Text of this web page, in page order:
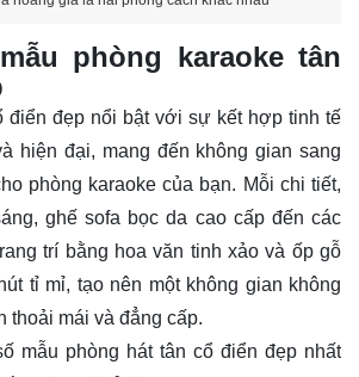
phòng karaoke tân
điển đẹp nổi bật với sự kết hợp tinh tế
hiện đại, mang đến không gian sang
phòng karaoke của bạn. Mỗi chi tiết,
ghế sofa bọc da cao cấp đến các
trí bằng hoa văn tinh xảo và ốp gỗ
tỉ mỉ, tạo nên một không gian không
thoải mái và đẳng cấp.
mẫu phòng hát tân cổ điển đẹp nhất